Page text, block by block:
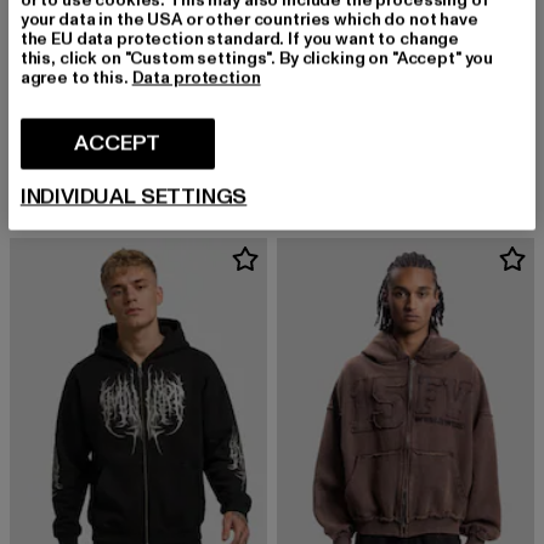
FAVELA
Cross Patches
EUR 73,59
Derzeitiger Preis: EUR 73,59
your data in the USA or other countries which do not have
the EU data protection standard. If you want to change
this, click on "Custom settings". By clicking on "Accept" you
agree to this. Data protection
ACCEPT
INDIVIDUAL SETTINGS